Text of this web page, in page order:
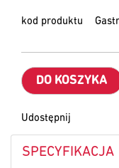
kod produktu
DO KOSZYKA
Udostępnij
SPECYFIKACJA